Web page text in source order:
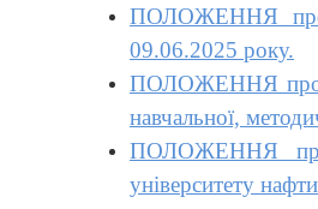
ПОЛОЖЕННЯ про
09.06.2025 року.
ПОЛОЖЕННЯ про
навчальної,
ПОЛОЖЕННЯ про
університету